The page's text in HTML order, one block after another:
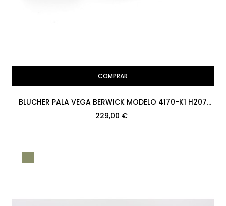
COMPRAR
BLUCHER PALA VEGA BERWICK MODELO 4170-K1 H207
COUNTRY CALF 169 PISO...
229,00 €
.